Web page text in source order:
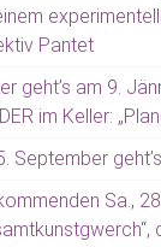
Pantet
geht’s am 9.
im Keller:
September
Sa.,